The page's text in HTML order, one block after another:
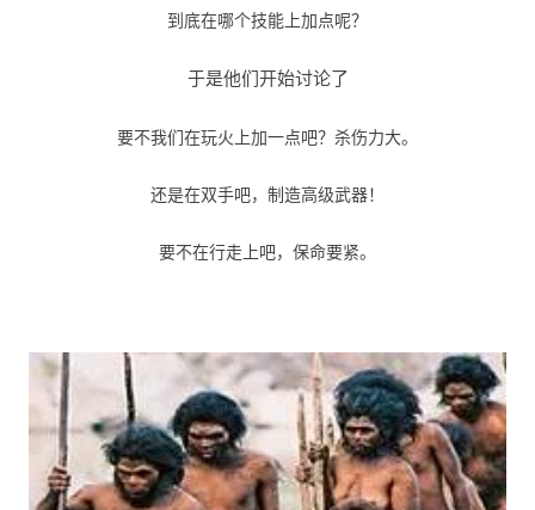
到底在哪个技能上加点呢？
于是他们开始讨论了
要不我们在玩火上加一点吧？杀伤力大。
还是在双手吧，制造高级武器！
要不在行走上吧，保命要紧。